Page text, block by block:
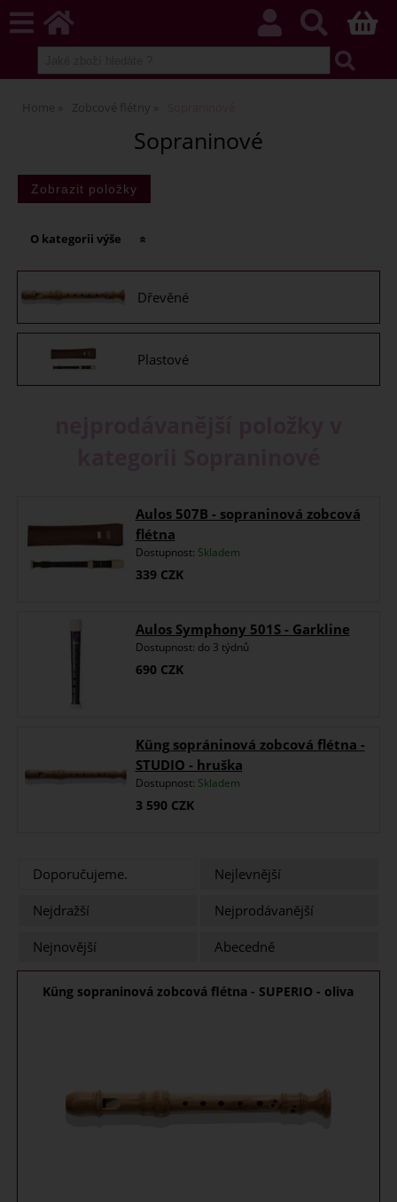
Home Zobcové flétny
Sopraninové
O kategorii výše
Dřevěné
Plastové
Aulos 507B - sopraninová zobcová
flétna
Dostupnost: Skladem
339 CZK
Aulos Symphony 501S - Garkline
Dostupnost: do 3 týdnů
690 CZK
Küng sopráninová zobcová flétna -
STUDIO - hruška
Dostupnost: Skladem
3 590 CZK
Doporučujeme.
Nejlevnější
Nejdražší
Nejprodávanější
Nejnovější
Abecedně
Küng sopraninová zobcová flétna - SUPERIO - oliva